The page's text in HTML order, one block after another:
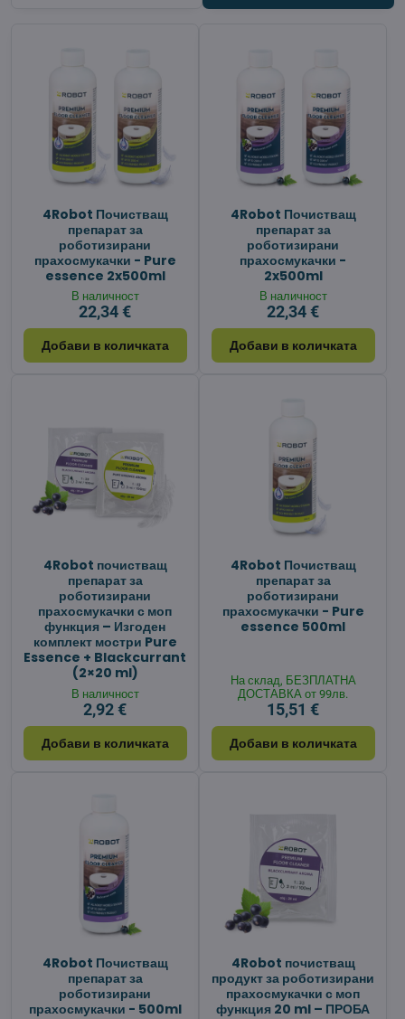
4Robot Почистващ
препарат за
роботизирани
прахосмукачки - Pure
essence 2x500ml
В наличност
22,34 €
Добави в количката
4Robot Почистващ
препарат за
роботизирани
прахосмукачки -
2x500ml
В наличност
22,34 €
Добави в количката
4Robot почистващ
препарат за
роботизирани
прахосмукачки с моп
функция – Изгоден
комплект мостри Pure
Essence + Blackcurrant
(2×20 ml)
В наличност
2,92 €
Добави в количката
4Robot Почистващ
препарат за
роботизирани
прахосмукачки - Pure
essence 500ml
На склад, БЕЗПЛАТНА
ДОСТАВКА от 99лв.
15,51 €
Добави в количката
4Robot Почистващ
препарат за
роботизирани
прахосмукачки - 500ml
4Robot почистващ
продукт за роботизирани
прахосмукачки с моп
функция 20 ml – ПРОБА